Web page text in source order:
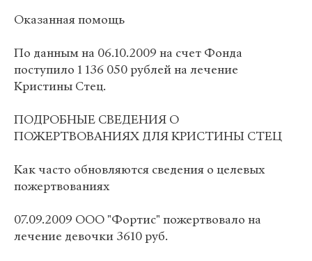
Оказанная помощь
По данным на 06.10.2009 на счет Фонда
поступило 1 136 050 рублей на лечение
Кристины Стец.
ПОДРОБНЫЕ СВЕДЕНИЯ О
ПОЖЕРТВОВАНИЯХ ДЛЯ КРИСТИНЫ СТЕЦ
Как часто обновляются сведения о целевых
пожертвованиях
07.09.2009 ООО "Фортис" пожертвовало на
лечение девочки 3610 руб.